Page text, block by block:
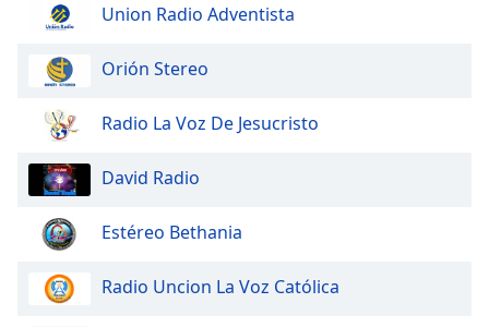
Union Radio Adventista
Orión Stereo
Radio La Voz De Jesucristo
David Radio
Estéreo Bethania
Radio Uncion La Voz Católica